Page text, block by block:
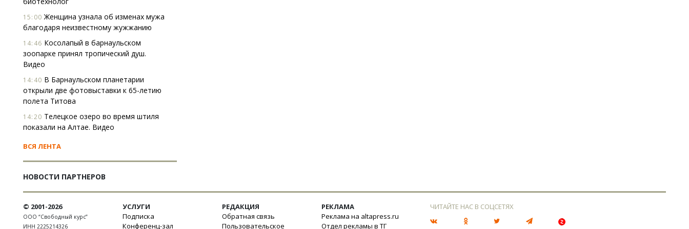
15:00 Женщина узнала об изменах мужа
благодаря неизвестному жужжанию
14:46 Косолапый в барнаульском
зоопарке принял тропический душ.
Видео
14:40 В Барнаульском планетарии
открыли две фотовыставки к 65-летию
полета Титова
14:20 Телецкое озеро во время штиля
показали на Алтае. Видео
ВСЯ ЛЕНТА
НОВОСТИ ПАРТНЕРОВ
© 2001-2026
ООО “Свободный курс”
ИНН 2225214326
УСЛУГИ
Подписка
Конференц-зал
РЕДАКЦИЯ
Обратная связь
Пользовательское
РЕКЛАМА
Реклама на altapress.ru
Отдел рекламы в ТГ
ЧИТАЙТЕ НАС В СОЦСЕТЯХ